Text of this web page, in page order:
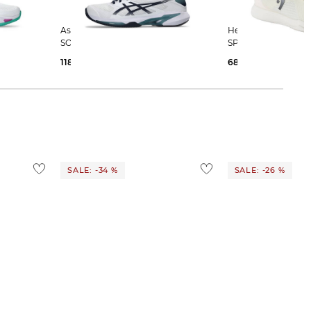
Asics | Herren Tennisschuhe
SOLUTION SPEED FF 4 CLAY
118,25 €
Head | Herren Tennisschuhe Sand
SPRINT TEAM 4.0
68,45 €
SALE: -34 % SALE: -26 %